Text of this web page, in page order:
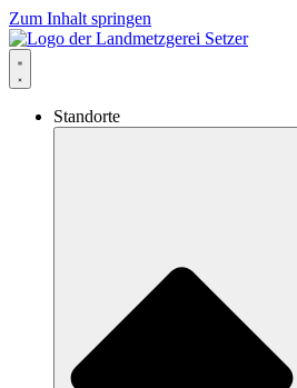
Zum Inhalt springen
Standorte